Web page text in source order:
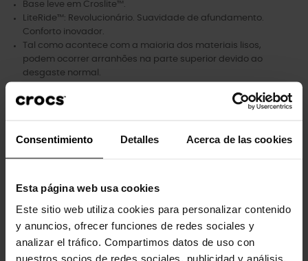
Consentimiento Detalles Acerca de las cookies
Esta página web usa cookies
Este sitio web utiliza cookies para personalizar contenido
y anuncios, ofrecer funciones de redes sociales y
analizar el tráfico. Compartimos datos de uso con
nuestros socios de redes sociales, publicidad y análisis,
Base leve em Croslite™.
LiteRide™: Revolucionário. Suavidade de afundamento.
Conforto inovador.
Tal como acontece com a maioria dos materiais lisos,
podem ocorrer arranhões na parte superior devido ao
desgaste normal.
Clientes que compraram este
-20%